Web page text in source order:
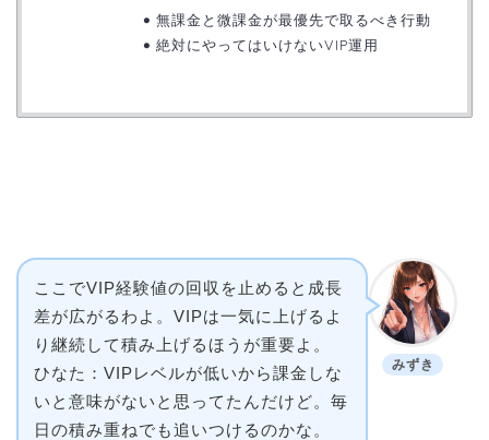
無課金と微課金が最優先で取るべき行動
絶対にやってはいけないVIP運用
みずき
ここでVIP経験値の回収を止めると成長
差が広がるわよ。VIPは一気に上げるよ
り継続して積み上げるほうが重要よ。
ひなた：VIPレベルが低いから課金しな
いと意味がないと思ってたんだけど。毎
日の積み重ねでも追いつけるのかな。